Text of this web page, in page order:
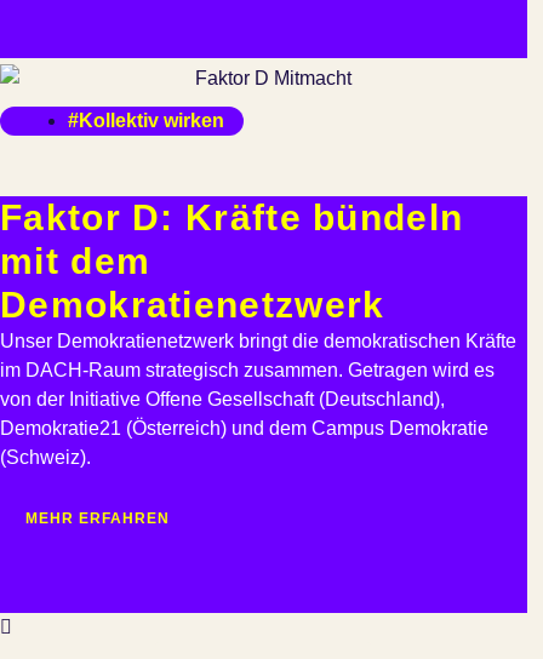
#Kollektiv wirken
Faktor D: Kräfte bündeln
mit dem
Demokratienetzwerk
Unser Demokratienetzwerk bringt die demokratischen Kräfte
im DACH-Raum strategisch zusammen. Getragen wird es
von der Initiative Offene Gesellschaft (Deutschland),
Demokratie21 (Österreich) und dem Campus Demokratie
(Schweiz).
MEHR ERFAHREN